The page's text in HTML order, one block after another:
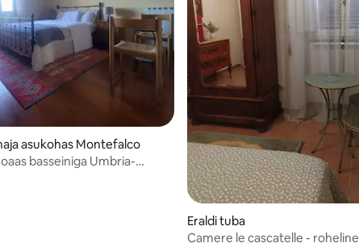
5/5, 4 hinnangut
asukohas Montefalco
basseiniga Umbria-
Eraldi tuba
Camere le cascatelle - roheline